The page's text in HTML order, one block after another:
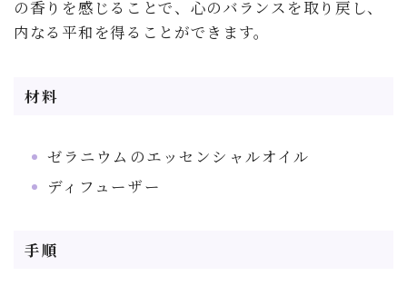
の香りを感じることで、心のバランスを取り戻し、
内なる平和を得ることができます。
材料
ゼラニウムのエッセンシャルオイル
ディフューザー
手順